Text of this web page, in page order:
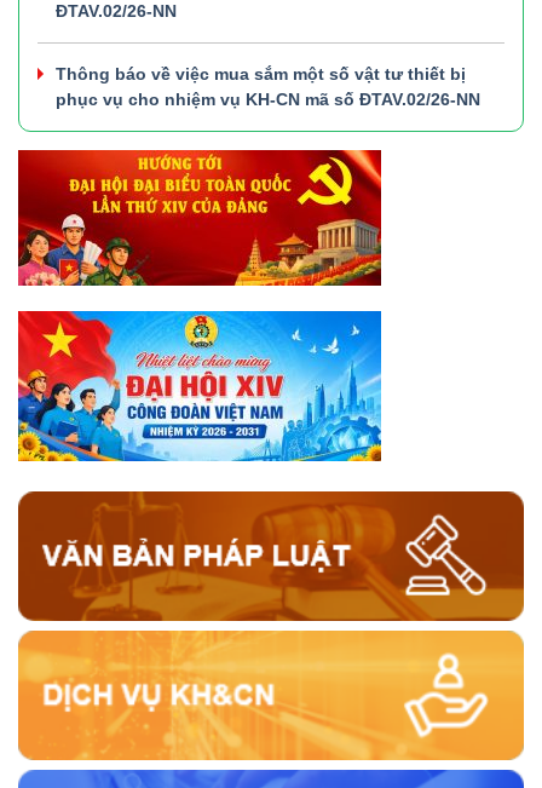
ĐTAV.02/26-NN
Thông báo về việc mua sắm một số vật tư thiết bị
phục vụ cho nhiệm vụ KH-CN mã số ĐTAV.02/26-NN